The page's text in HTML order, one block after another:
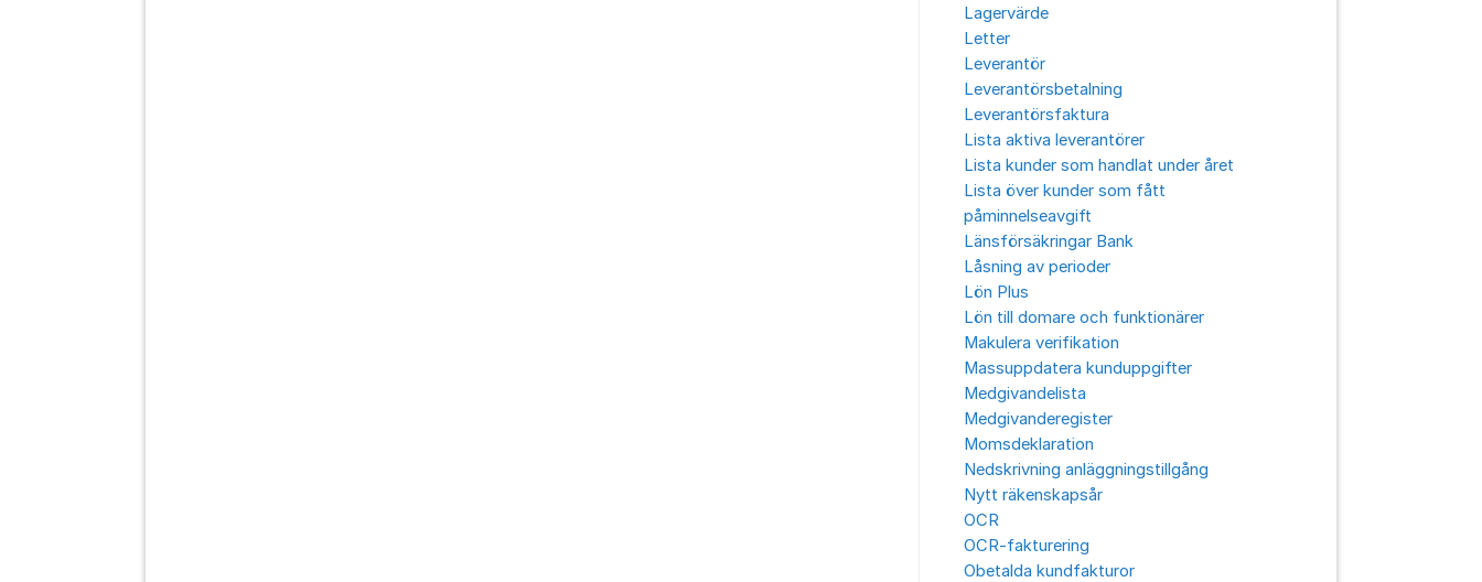
Lagervärde
Letter
Leverantör
Leverantörsbetalning
Leverantörsfaktura
Lista aktiva leverantörer
Lista kunder som handlat under året
Lista över kunder som fått
påminnelseavgift
Länsförsäkringar Bank
Låsning av perioder
Lön Plus
Lön till domare och funktionärer
Makulera verifikation
Massuppdatera kunduppgifter
Medgivandelista
Medgivanderegister
Momsdeklaration
Nedskrivning anläggningstillgång
Nytt räkenskapsår
OCR
OCR-fakturering
Obetalda kundfakturor